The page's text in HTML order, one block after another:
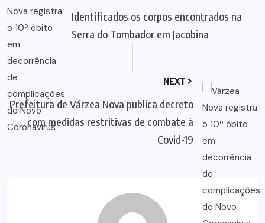
Identificados os corpos encontrados na
Serra do Tombador em Jacobina
NEXT
Prefeitura de Várzea Nova publica decreto
com medidas restritivas de combate à
Covid-19